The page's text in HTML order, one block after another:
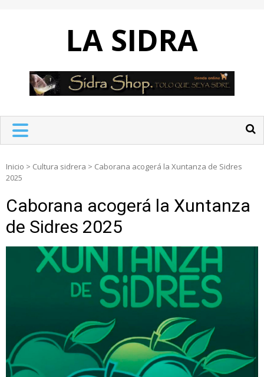
LA SIDRA
Inicio > Cultura sidrera > Caborana acogerá la Xuntanza de Sidres
2025
Caborana acogerá la Xuntanza
de Sidres 2025